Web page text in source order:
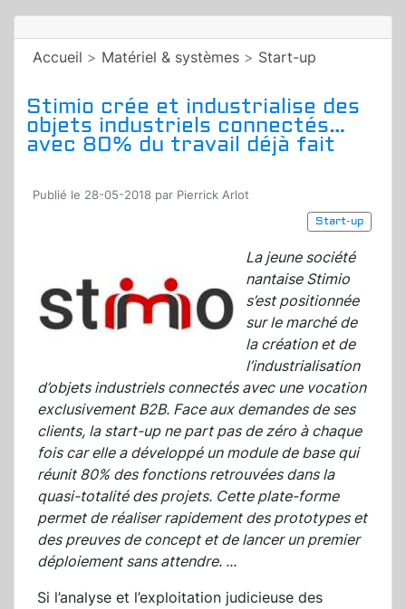
Accueil > Matériel & systèmes > Start-up
Stimio crée et industrialise des
objets industriels connectés…
avec 80% du travail déjà fait
Publié le 28-05-2018 par Pierrick Arlot
Start-up
La jeune société
nantaise Stimio
s’est positionnée
sur le marché de
la création et de
l’industrialisation
d’objets industriels connectés avec une vocation
exclusivement B2B. Face aux demandes de ses
clients, la start-up ne part pas de zéro à chaque
fois car elle a développé un module de base qui
réunit 80% des fonctions retrouvées dans la
quasi-totalité des projets. Cette plate-forme
permet de réaliser rapidement des prototypes et
des preuves de concept et de lancer un premier
déploiement sans attendre. ...
Si l’analyse et l’exploitation judicieuse des